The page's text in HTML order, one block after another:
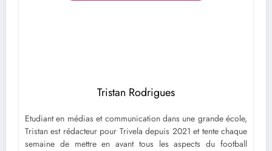
Tristan Rodrigues
Etudiant en médias et communication dans une grande école,
Tristan est rédacteur pour Trivela depuis 2021 et tente chaque
semaine de mettre en avant tous les aspects du football